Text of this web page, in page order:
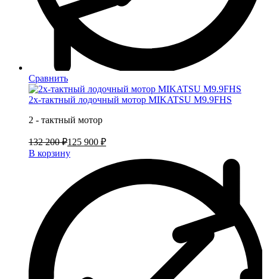
Сравнить
2х-тактный лодочный мотор MIKATSU M9.9FHS
2 - тактный мотор
132 200 ₽125 900 ₽
В корзину